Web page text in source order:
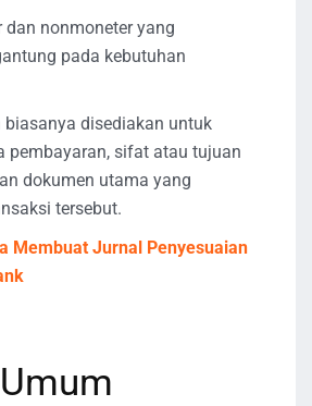
dan nonmoneter yang
pada kebutuhan
biasanya disediakan untuk
pembayaran, sifat atau tujuan
dokumen utama yang
tersebut.
Membuat Jurnal Penyesuaian